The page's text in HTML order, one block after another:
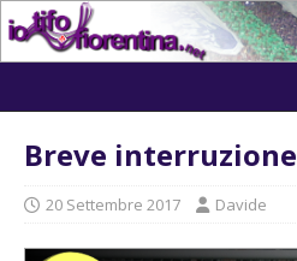
Breve
20 Settembre 2017 Davide